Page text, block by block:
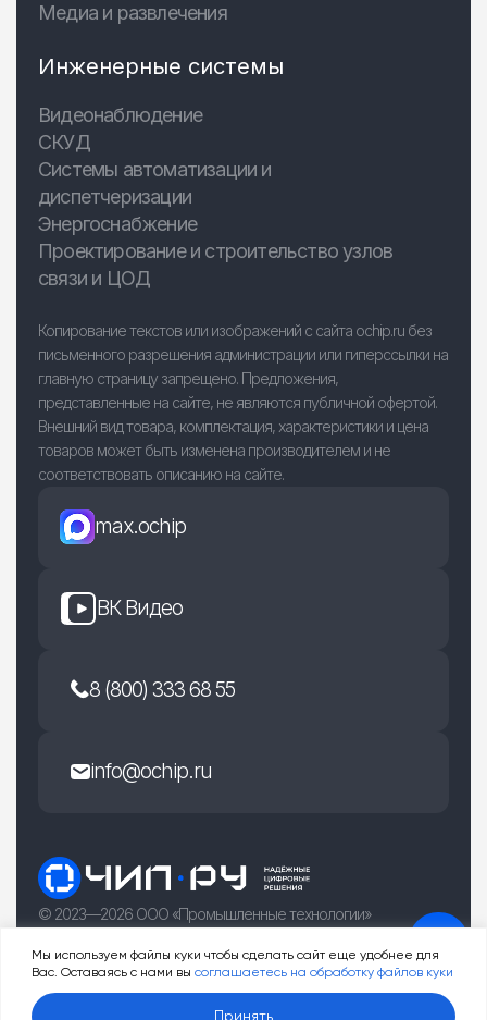
Мы используем файлы куки чтобы сделать сайт еще удобнее для
Вас. Оставаясь с нами вы соглашаетесь на обработку файлов куки
Принять
Медиа и развлечения
Инженерные системы
Видеонаблюдение
СКУД
Системы автоматизации и
диспетчеризации
Энергоснабжение
Проектирование и строительство узлов
связи и ЦОД
Копирование текстов или изображений с сайта ochip.ru без
письменного разрешения администрации или гиперссылки на
главную страницу запрещено. Предложения,
представленные на сайте, не являются публичной офертой.
Внешний вид товара, комплектация, характеристики и цена
товаров может быть изменена производителем и не
соответствовать описанию на сайте.
max.ochip
ВК Видео
8 (800) 333 68 55
info@ochip.ru
© 2023—2026 ООО «Промышленные технологии»